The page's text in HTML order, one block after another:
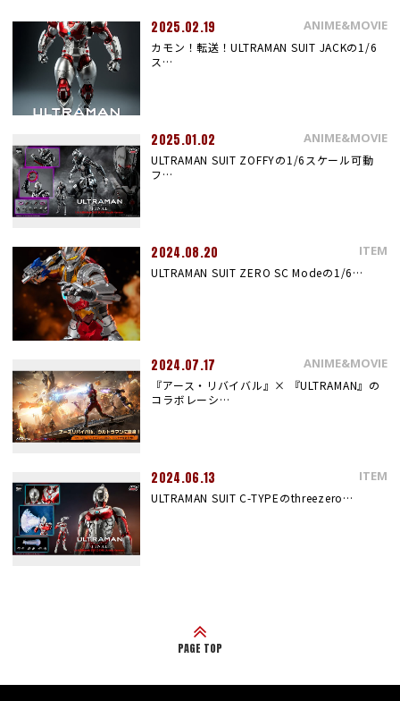
2025.02.19 ANIME&MOVIE
カモン！転送！ULTRAMAN SUIT JACKの1/6
ス…
2025.01.02 ANIME&MOVIE
ULTRAMAN SUIT ZOFFYの1/6スケール可動
フ…
2024.08.20 ITEM
ULTRAMAN SUIT ZERO SC Modeの1/6…
2024.07.17 ANIME&MOVIE
『アース・リバイバル』× 『ULTRAMAN』の
コラボレーシ…
2024.06.13 ITEM
ULTRAMAN SUIT C-TYPEのthreezero…
PAGE TOP